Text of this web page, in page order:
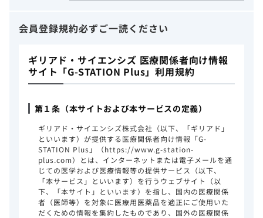
会員登録規約必ずご一読ください
ギリアド・サイエンシズ 医療関係者向け情報
サイト「G-STATION Plus」利用規約
第１条（本サイトおよび本サービスの定義）
ギリアド・サイエンシズ株式会社（以下、「ギリアド」
といいます）が提供する医療関係者向け情報「G-
STATION Plus」（https://www.g-station-
plus.com）とは、インターネットまたは電子メールを通
じての医学および医療情報等の提供サービス（以下、
「本サービス」といいます）を行うウェブサイト（以
下、「本サイト」といいます）を指し、国内の医療関係
者（医師等）を対象に医療用医薬品を適正にご使用いた
だくための情報を集約したものであり、国外の医療関係